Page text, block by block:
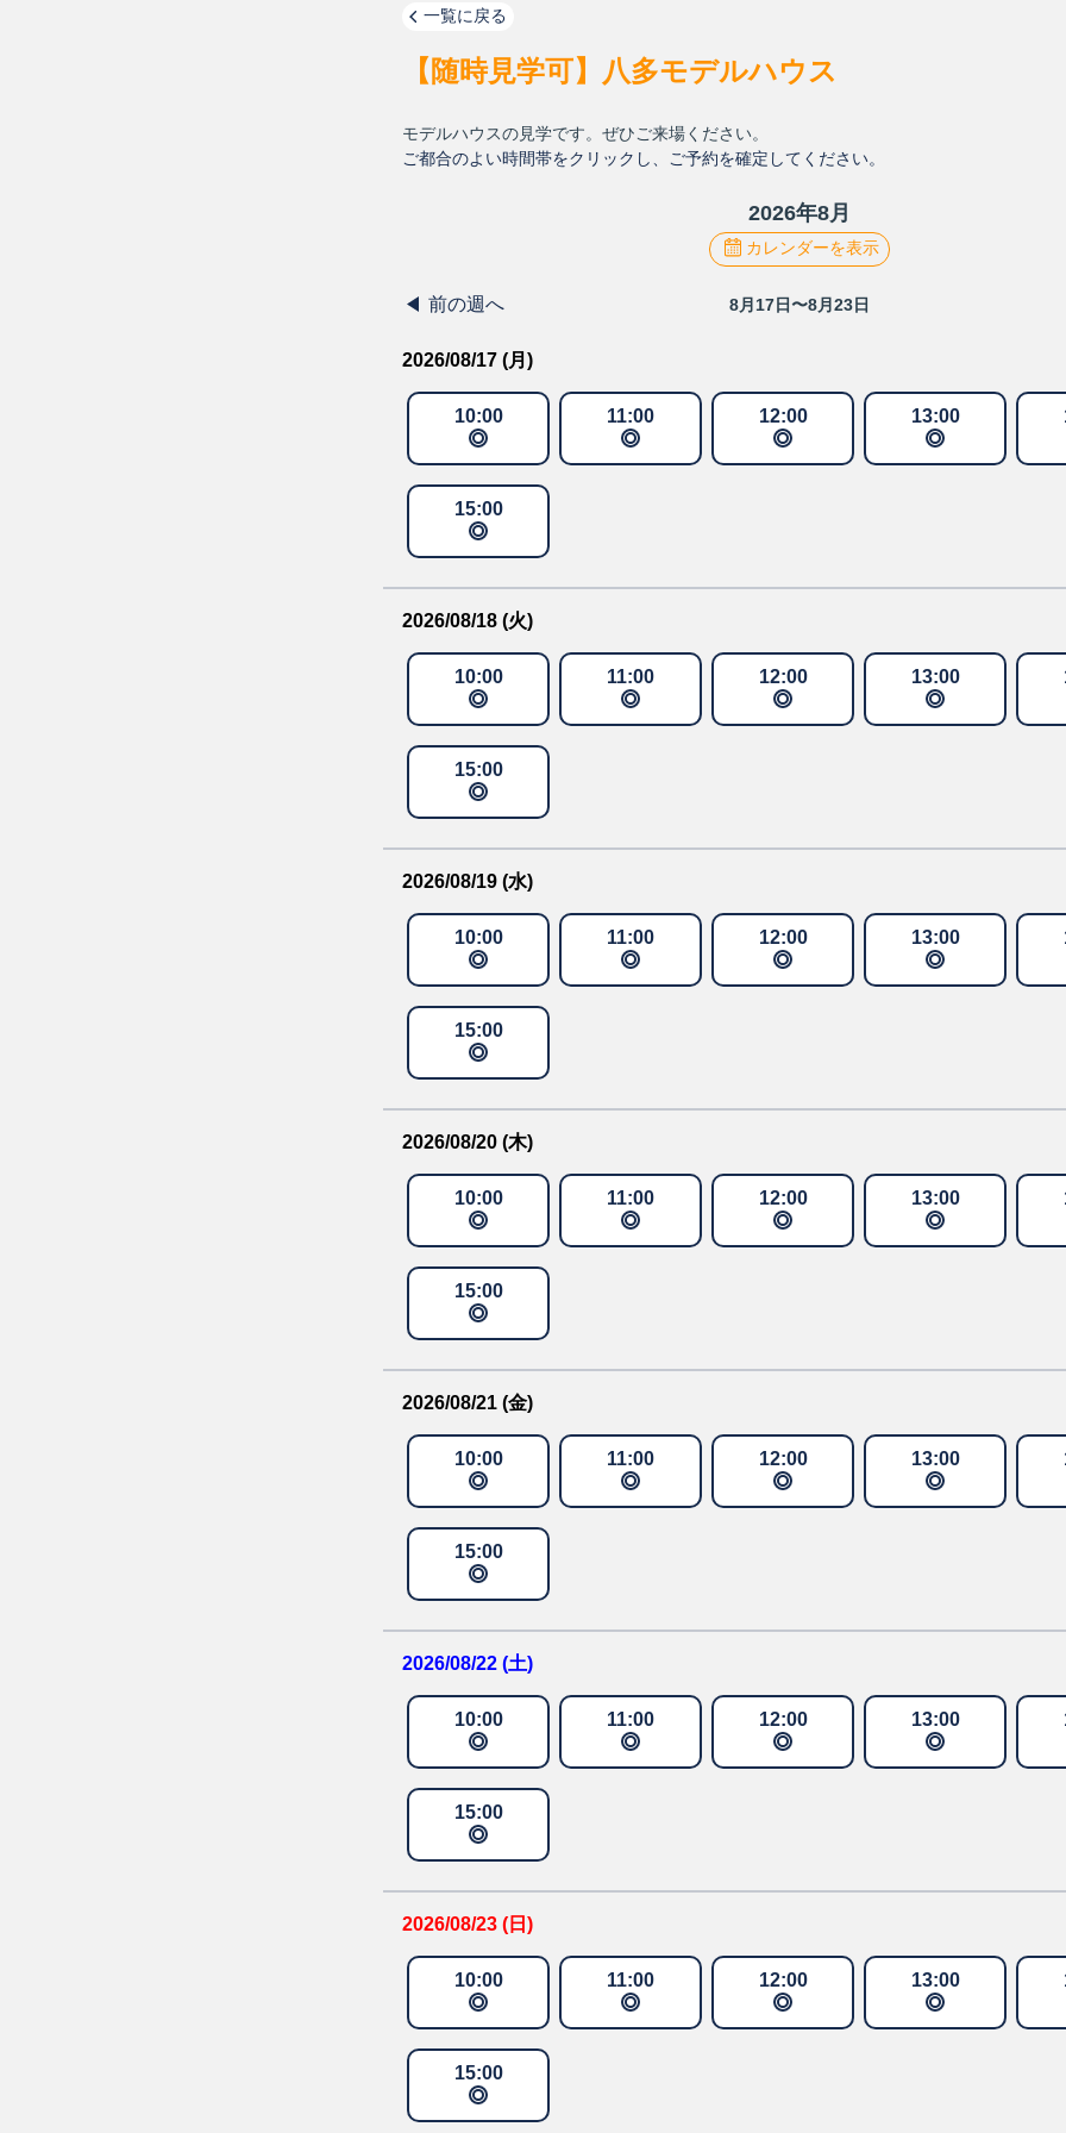
一覧に戻る
【随時見学可】八多モデルハウス
モデルハウスの見学です。ぜひご来場ください。
ご都合のよい時間帯をクリックし、ご予約を確定してください。
2026年8月
カレンダーを表示
前の週へ 8月17日〜8月23日
2026/08/17 (月)
10:00 11:00 12:00 13:00
15:00
2026/08/18 (火)
10:00 11:00 12:00 13:00
15:00
2026/08/19 (水)
10:00 11:00 12:00 13:00
15:00
2026/08/20 (木)
10:00 11:00 12:00 13:00
15:00
2026/08/21 (金)
10:00 11:00 12:00 13:00
15:00
2026/08/22 (土)
10:00 11:00 12:00 13:00
15:00
2026/08/23 (日)
10:00 11:00 12:00 13:00
15:00